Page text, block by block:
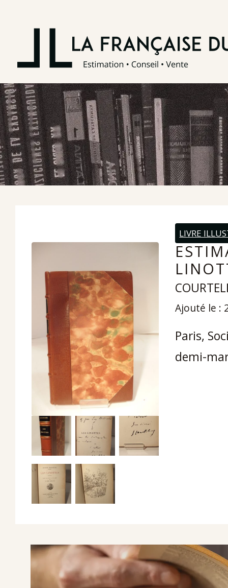
LIVRE
Ajouté le :
Paris,
demi-